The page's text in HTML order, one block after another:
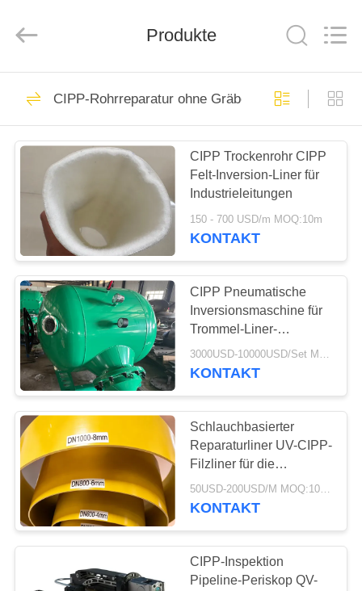
HAUS
PRODUKTE
ÜBER
UNS
FABRIK-
AUSFLUG
QUALITÄTSKONTROLLE
TRETEN
SIE
MIT
UNS
VERBINDUNG
NACHRICHTEN
nicht gesponnenes
Material
Industriewalzen
369
Polyurethan-Schirm-
Platten
Produkte
CIPP-Rohrreparatur ohne Gräben
CIPP Trockenrohr CIPP
Felt-Inversion-Liner für
Industrieleitungen
150 - 700 USD/m MOQ:10m
KONTAKT
CIPP Pneumatische
Inversionsmaschine für
Trommel-Liner-
Inversionsmaschine für
den CIPP-Prozess
3000USD-10000USD/Set MOQ:1 Satz
KONTAKT
Schlauchbasierter
Reparaturliner UV-CIPP-
Filzliner für die
Rohrunterfütterung
50USD-200USD/M MOQ:100m
KONTAKT
CIPP-Inspektion
Pipeline-Periskop QV-